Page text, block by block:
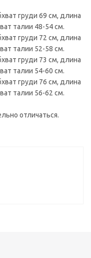
груди 69 см, длина
талии 48-54 см.
груди 72 см, длина
талии 52-58 см.
груди 73 см, длина
талии 54-60 см.
груди 76 см, длина
талии 56-62 см.
отличаться.